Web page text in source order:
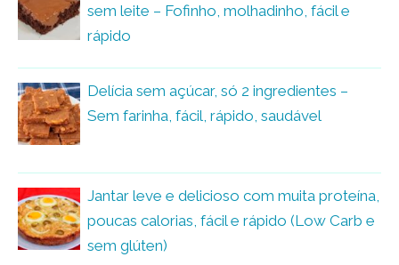
sem leite – Fofinho, molhadinho, fácil e
rápido
Delícia sem açúcar, só 2 ingredientes –
Sem farinha, fácil, rápido, saudável
Jantar leve e delicioso com muita proteína,
poucas calorias, fácil e rápido (Low Carb e
sem glúten)